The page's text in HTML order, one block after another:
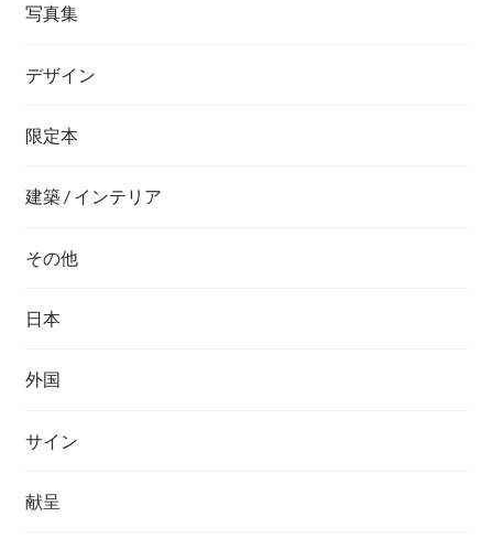
写真集
デザイン
限定本
建築 / インテリア
その他
日本
外国
サイン
献呈